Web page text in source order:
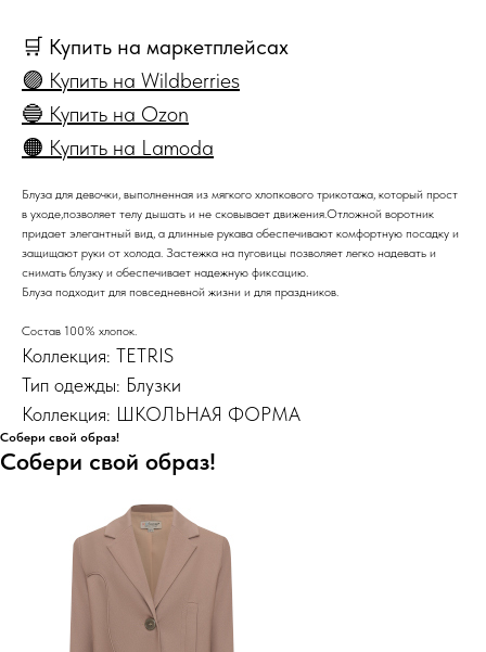
🛒 Купить на маркетплейсах
🟣 Купить на Wildberries
🔵 Купить на Ozon
🟠 Купить на Lamoda
Блуза для девочки, выполненная из мягкого хлопкового трикотажа, который прост
в уходе,позволяет телу дышать и не сковывает движения.Отложной воротник
придает элегантный вид, а длинные рукава обеспечивают комфортную посадку и
защищают руки от холода. Застежка на пуговицы позволяет легко надевать и
снимать блузку и обеспечивает надежную фиксацию.
Блуза подходит для повседневной жизни и для праздников.
Состав 100% хлопок.
Коллекция: TETRIS
Тип одежды: Блузки
Коллекция: ШКОЛЬНАЯ ФОРМА
Собери свой образ!
Собери свой образ!